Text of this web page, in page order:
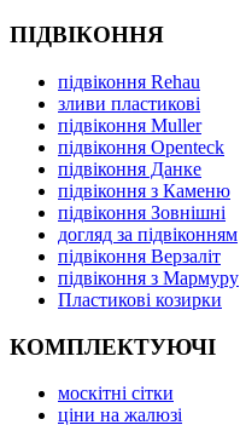
ПІДВІКОННЯ
підвіконня Rehau
зливи пластикові
підвіконня Muller
підвіконня Openteck
підвіконня Данке
підвіконня з Каменю
підвіконня Зовнішні
догляд за підвіконням
підвіконня Верзаліт
підвіконня з Мармуру
Пластикові козирки
КОМПЛЕКТУЮЧІ
москітні сітки
ціни на жалюзі